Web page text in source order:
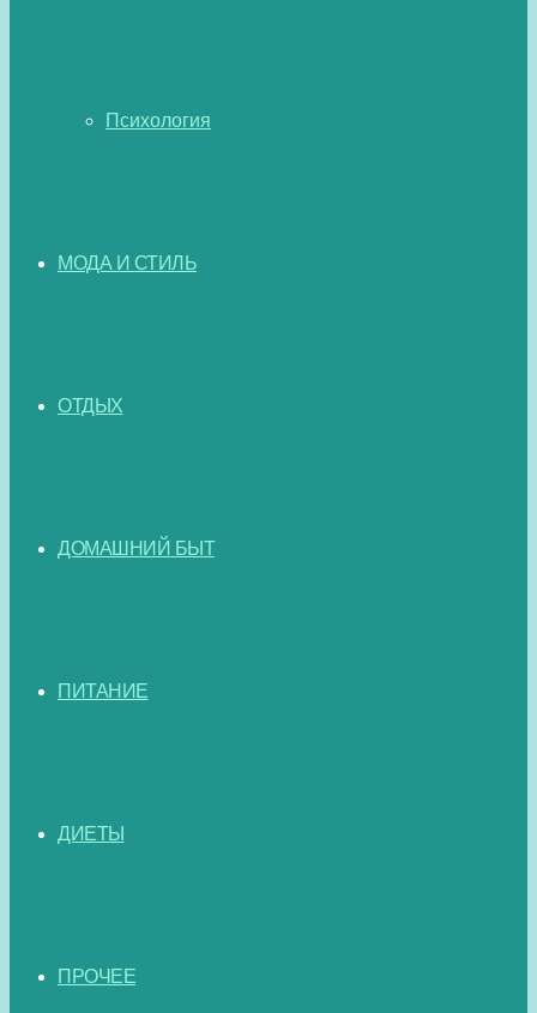
Психология
МОДА И СТИЛЬ
ОТДЫХ
ДОМАШНИЙ БЫТ
ПИТАНИЕ
ДИЕТЫ
ПРОЧЕЕ